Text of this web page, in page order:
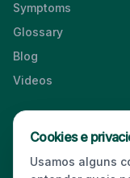
Symptoms
Glossary
Blog
Videos
Press & Media Kit
Cookies e
Usamos alguns